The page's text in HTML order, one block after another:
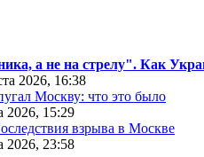
а не на стрелу". Как
2026, 16:38
Москву: что это было
2026, 15:29
взрыва в Москве
2026, 23:58